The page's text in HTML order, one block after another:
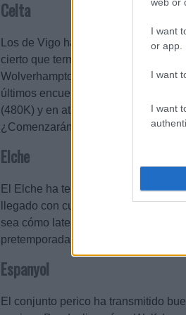
I want
or app.
I want
I want
Celta
Los de Vigo han tenido una
cierto que terminaron por todo lo
Wolverhampton. Giraldez ha hecho
últimos encuentros ante Wolves y
(480K) y en ataque por
Pablo
¿Comenzarán LaLiga cómo
Elche
El Elche ha tenido una
llegado con cuentagotas. De las
sea cómo lateral o central zurdo.
pretemporada, al igual que el
Espanyol
El conjunto perico ha transmitido